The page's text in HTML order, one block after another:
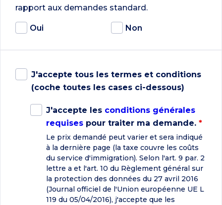
rapport aux demandes standard.
Oui Non
J'accepte tous les termes et conditions
(coche toutes les cases ci-dessous)
J'accepte les conditions générales
requises pour traiter ma demande. *
Le prix demandé peut varier et sera indiqué
à la dernière page (la taxe couvre les coûts
du service d'immigration). Selon l'art. 9 par. 2
lettre a et l'art. 10 du Règlement général sur
la protection des données du 27 avril 2016
(Journal officiel de l'Union européenne UE L
119 du 05/04/2016), j'accepte que les